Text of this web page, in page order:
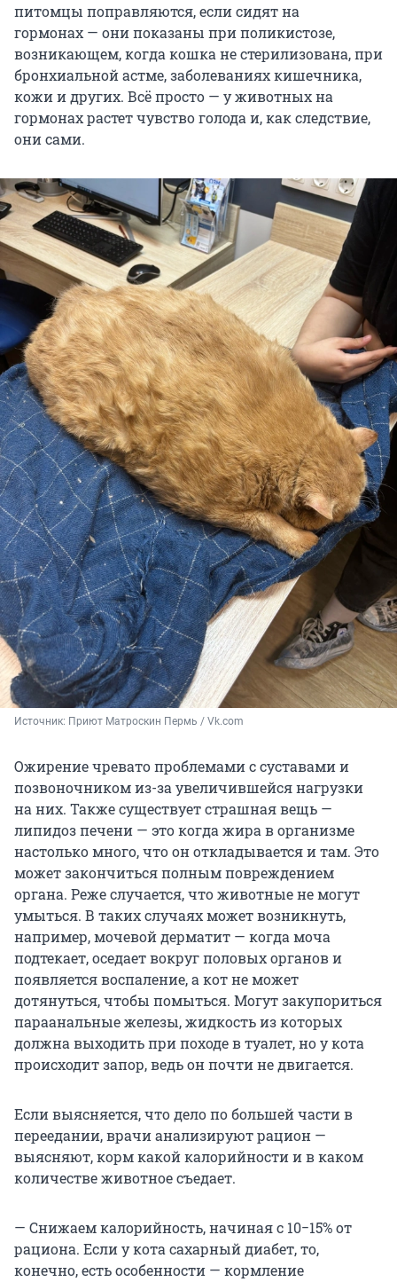
питомцы поправляются, если сидят на
гормонах — они показаны при поликистозе,
возникающем, когда кошка не стерилизована, при
бронхиальной астме, заболеваниях кишечника,
кожи и других. Всё просто — у животных на
гормонах растет чувство голода и, как следствие,
они сами.
Источник: Приют Матроскин Пермь / Vk.com
Ожирение чревато проблемами с суставами и
позвоночником из-за увеличившейся нагрузки
на них. Также существует страшная вещь —
липидоз печени — это когда жира в организме
настолько много, что он откладывается и там. Это
может закончиться полным повреждением
органа. Реже случается, что животные не могут
умыться. В таких случаях может возникнуть,
например, мочевой дерматит — когда моча
подтекает, оседает вокруг половых органов и
появляется воспаление, а кот не может
дотянуться, чтобы помыться. Могут закупориться
параанальные железы, жидкость из которых
должна выходить при походе в туалет, но у кота
происходит запор, ведь он почти не двигается.
Если выясняется, что дело по большей части в
переедании, врачи анализируют рацион —
выясняют, корм какой калорийности и в каком
количестве животное съедает.
— Снижаем калорийность, начиная с 10−15% от
рациона. Если у кота сахарный диабет, то,
конечно, есть особенности — кормление